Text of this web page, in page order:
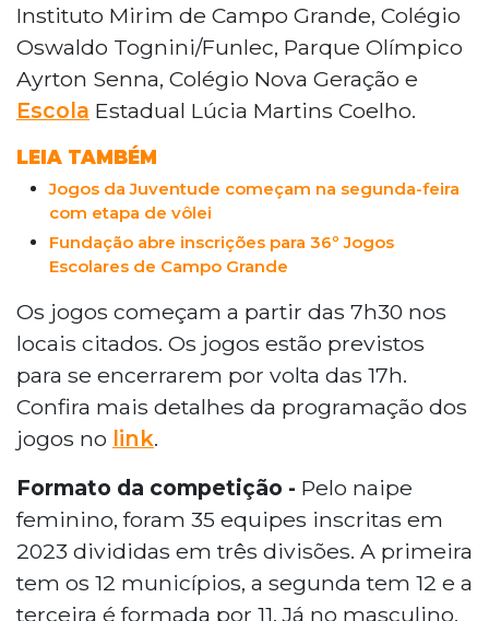
Instituto Mirim de Campo Grande, Colégio
Oswaldo Tognini/Funlec, Parque Olímpico
Ayrton Senna, Colégio Nova Geração e
Escola Estadual Lúcia Martins Coelho.
LEIA TAMBÉM
Jogos da Juventude começam na segunda-feira
com etapa de vôlei
Fundação abre inscrições para 36º Jogos
Escolares de Campo Grande
Os jogos começam a partir das 7h30 nos
locais citados. Os jogos estão previstos
para se encerrarem por volta das 17h.
Confira mais detalhes da programação dos
jogos no link.
Formato da competição - Pelo naipe
feminino, foram 35 equipes inscritas em
2023 divididas em três divisões. A primeira
tem os 12 municípios, a segunda tem 12 e a
terceira é formada por 11. Já no masculino,